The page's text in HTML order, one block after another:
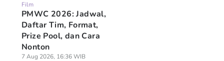
Film
PMWC 2026: Jadwal,
Daftar Tim, Format,
Prize Pool, dan Cara
Nonton
7 Aug 2026, 16:36 WIB